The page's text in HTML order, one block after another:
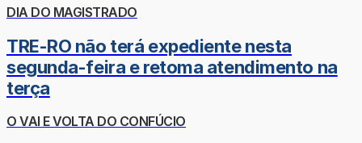
DIA DO MAGISTRADO
TRE-RO não terá expediente nesta
segunda-feira e retoma atendimento na
terça
O VAI E VOLTA DO CONFÚCIO